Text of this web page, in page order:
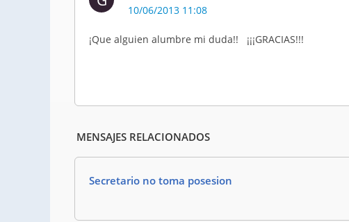
10/06/2013 11:08
¡Que alguien alumbre mi duda!! ¡¡¡GRACIAS!!!
MENSAJES RELACIONADOS
Secretario no toma posesion